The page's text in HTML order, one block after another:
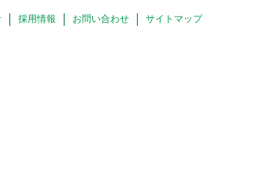
採用情報 お問い合わせ サイトマップ